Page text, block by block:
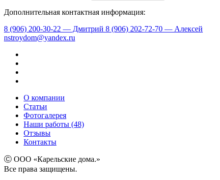
Дополнительная контактная информация:
8 (906) 200-30-22 — Дмитрий 8 (906) 202-72-70 — Алексей
nstroydom@yandex.ru
О компании
Статьи
Фотогалерея
Наши работы (48)
Отзывы
Контакты
Ⓒ ООО «Карельские дома.»
Все права защищены.